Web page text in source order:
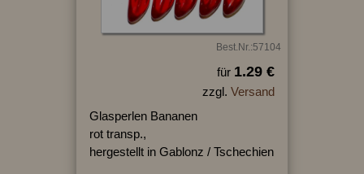
Best.Nr.:57104
für 1.29 €
zzgl. Versand
Glasperlen Bananen
rot transp.,
hergestellt in Gablonz / Tschechien